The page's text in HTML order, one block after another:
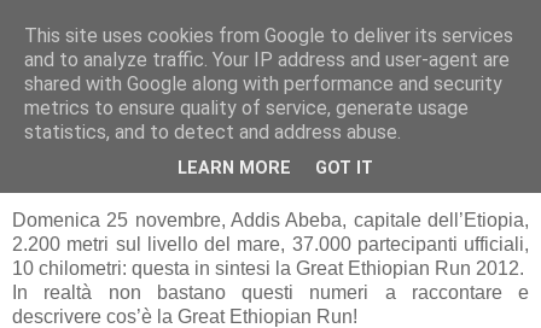
RUNNERS VALBOSSA
venerdì 30 novembre 2012
GREAT ETHIOPIAN RUN
Domenica 25 novembre, Addis Abeba, capitale dell’Etiopia,
2.200 metri sul livello del mare, 37.000 partecipanti ufficiali,
10 chilometri: questa in sintesi la Great Ethiopian Run 2012.
In realtà non bastano questi numeri a raccontare e
descrivere cos’è la Great Ethiopian Run!
This site uses cookies from Google to deliver its services
and to analyze traffic. Your IP address and user-agent are
shared with Google along with performance and security
metrics to ensure quality of service, generate usage
statistics, and to detect and address abuse.
LEARN MORE GOT IT